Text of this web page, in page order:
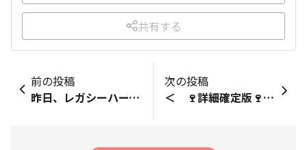
共有する
前の投稿
昨日、レガシーハーフマラソンを走られた皆さんお疲れさまでした僕の古くからのランともも3年連続で参加してましたよ 僕はいわて盛岡シティマラソンに参加してました今回はRCの人と一緒に走りエイドでは今までは経験する事の無かった岩手グルメを楽しませて頂きました帰りの新幹線に乗る直前に何と瀬古さん(いわて盛岡シティマラソンのゲスト)にばったり会い一緒に写真撮らせて頂きましたあまりにも夢中になりすぎて予定の新幹線乗車に間に合わずにラン友を一人先に行かせてしまいLINEで平謝りし次の新幹線にて無事帰宅することができました
次の投稿
＜ 🍷詳細確定版🍷 日本でも盛り上がりましょう♪ 25年12月21日（日） ホノルルマラソン2025 OHANA完走パーティー＆決起会＠品川 ＞ ・ ホノルルマラソン2025が終了して1週間、早くも来年のホノルルマラソンに向けて、国内で完走パーティー＆決起会を開催します🙋‍♂️❗️ ・ 詳細は下記の通りです。参加希望の方は、コメント欄にその旨を記入していただけると嬉しいです！ ・ ▼場所 アウトバック 品川高輪店 ※下記URLの「品川高輪店」を参照 https://www.outbacksteakhouse.co.jp/locations/ ・ ▼日時 25年12月21日（日）18:00~20:00 ・ ▼参加費 6,000円（税込） ※アルコール＆ソフトドリンク飲み放題 ビール：KIRIN一番搾り、ワイン：赤/白ワインはもちろん、キールなどのワインカクテルも♪ カクテル：定番のレモンサワーやハイボール、カシスオレンジやジントニックなどカクテルだけで計20種以上♪ ソフトドリンクも豊富にあります！ ※食事のメニューは下記の通り ・BIGサラダ、ブルームペタル、BBQミニリブ、チキンウィング、アンガスランプステーキ、ハニーブレッド（おかわり自由） ※お支払いはPayPayもしくは現金 ・ ▼定員 30名 ＝＝＝＝＝ ＝＝＝＝＝ 2026年も、ホノルルマラソンOHANAでは、毎月第4日曜日の午後を中心に練習会＆懇親会を開催します。また、日曜日＆祝日を狙って、北海道/大阪/福岡/沖縄でも練習会＆懇親会を開催予定でいます😍✨ ・ OHANAの皆さん＆ランナー繋がりで、新たな一年に向けてもyear-end partyを楽しみましょうー！ ・ ※写真は、昨年開催しました、ホノルルマラソン2024完走パーティー（国内編）の様子です♪ 尚、こちらの完走パーティー開催の情報は、ホノルルマラソン日本事務局様の許可を得て案内しています。